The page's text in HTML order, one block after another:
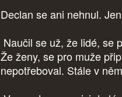
Declan se ani nehnul.
Naučil se už, že lidé, se
Že ženy, se pro muže
nepotřeboval. Stále v